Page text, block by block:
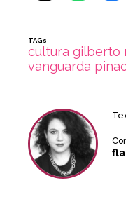
TAGs
cultura gilberto
vanguarda